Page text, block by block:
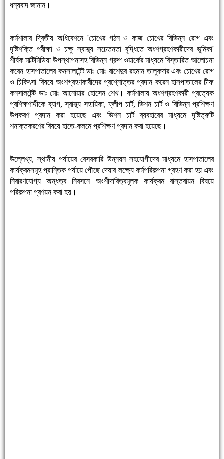
ধন্যবাদ জানান।
কর্মশালার দ্বিতীয় অধিবেশনে 'চোখের গঠন ও কাজ চোখের বিভিন্ন রোগ এবং
দৃষ্টিশক্তি পরীক্ষা ও চক্ষু স্বাস্থ্য সচেতনতা বৃদ্ধিতে অংশগ্রহণকারীদের ভূমিকা'
শীর্ষক মাল্টিমিডিয়া উপস্থাপনাসহ বিভিন্ন গ্রুপ ওয়ার্কের মাধ্যমে বিস্তারিত আলোচনা
করেন হাসপাতালের কনসালটেন্ট ডাঃ মোঃ রাশেদুর রহমান তালুকদার এবং চোখের রোগ
ও চিকিৎসা বিষয়ে অংশগ্রহণকারীদের প্রশ্নোত্তর প্রদান করেন হাসপাতালের চীফ
কনসালটেন্ট ডাঃ মোঃ আনোয়ার হোসেন শেখ। কর্মশালায় অংশগ্রহণকারী প্রত্যেক
প্রশিক্ষণার্থীকে ব্যাগ, স্বাস্থ্য সহায়িকা, ফ্লীপ চার্ট, ভিশন চার্ট ও বিভিন্ন প্রশিক্ষণ
উপকরণ প্রদান করা হয়েছে এবং ভিশন চার্ট ব্যবহারের মাধ্যমে দৃষ্টিত্রুটি
শনাক্তকরণের বিষয়ে হাতে-কলমে প্রশিক্ষণ প্রদান করা হয়েছে।
উল্লেখ্য, স্থানীয় পর্যায়ের বেসরকারি উন্নয়ন সহযোগীদের মাধ্যমে হাসপাতালের
কার্যক্রমসমূহ প্রান্তিক পর্যায়ে পৌছে দেয়ার লক্ষ্যে কর্মপরিকল্পনা গ্রহণ করা হয় এবং
নিবারণযোগ্য অন্ধত্ব নিরসনে অংশীদারিত্বমূলক কার্যক্রম বাস্তবায়ন বিষয়ে
পরিকল্পনা প্রণয়ন করা হয়।